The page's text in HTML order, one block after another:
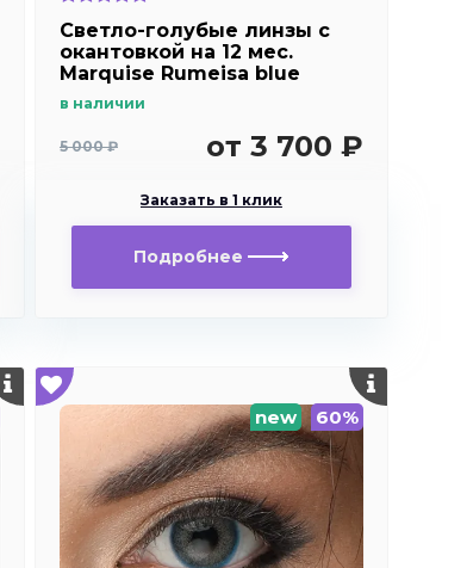
Светло-голубые линзы c
окантовкой на 12 мес.
Marquise Rumeisa blue
в наличии
5 000 ₽ от 3 700 ₽
Заказать в 1 клик
Подробнее
new 60%